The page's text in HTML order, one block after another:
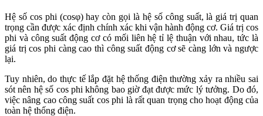
Hệ số cos phi (cosφ) hay còn gọi là hệ số công suất, là giá trị quan
trọng cần được xác định chính xác khi vận hành động cơ. Giá trị cos
phi và công suất động cơ có mối liên hệ tỉ lệ thuận với nhau, tức là
giá trị cos phi càng cao thì công suất động cơ sẽ càng lớn và ngược
lại.
Tuy nhiên, do thực tế lắp đặt hệ thống điện thường xảy ra nhiều sai
sót nên hệ số cos phi không bao giờ đạt được mức lý tưởng. Do đó,
việc nâng cao công suất cos phi là rất quan trọng cho hoạt động của
toàn hệ thống điện.